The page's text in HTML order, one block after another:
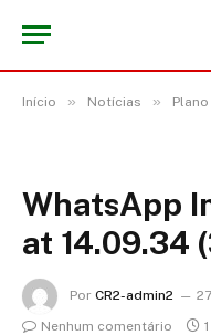
Início » Notícias » Plano
WhatsApp
at 14.09.34
Por CR2-admin2
Nenhum comentário